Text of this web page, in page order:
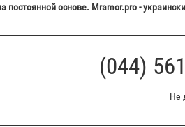
постоянной основе. Mramor.pro -
(044)
Не